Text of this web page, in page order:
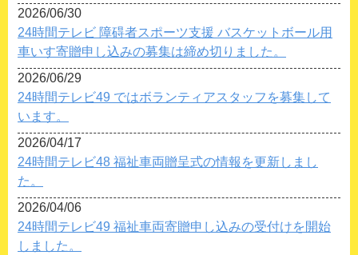
2026/06/30
24時間テレビ 障碍者スポーツ支援 バスケットボール用
車いす寄贈申し込みの募集は締め切りました。
2026/06/29
24時間テレビ49 ではボランティアスタッフを募集して
います。
2026/04/17
24時間テレビ48 福祉車両贈呈式の情報を更新しまし
た。
2026/04/06
24時間テレビ49 福祉車両寄贈申し込みの受付けを開始
しました。